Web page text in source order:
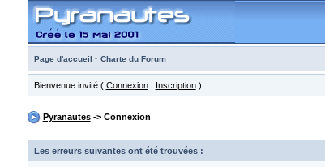
Page d'accueil · Charte du Forum
Bienvenue invité ( Connexion| Inscription)
Pyranautes-> Connexion
Les erreurs suivantes ont été trouvées :